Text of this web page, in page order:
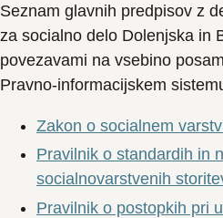
Seznam glavnih predpisov z
za socialno delo Dolenjska in
povezavami na vsebino
Pravno-informacijskem
Zakon o socialnem
Pravilnik o standardih in
socialnovarstvenih
Pravilnik o postopkih pri